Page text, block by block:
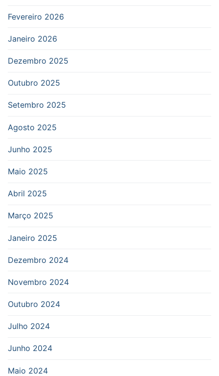
Fevereiro 2026
Janeiro 2026
Dezembro 2025
Outubro 2025
Setembro 2025
Agosto 2025
Junho 2025
Maio 2025
Abril 2025
Março 2025
Janeiro 2025
Dezembro 2024
Novembro 2024
Outubro 2024
Julho 2024
Junho 2024
Maio 2024